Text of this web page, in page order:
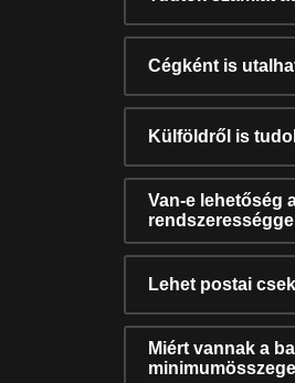
Cégként is
Külföldről is
Van-e lehetőség
Lehet postai
Miért vannak a